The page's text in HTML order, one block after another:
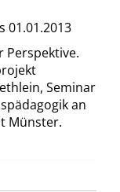
01.01.2013
Seminar
an
Münster.